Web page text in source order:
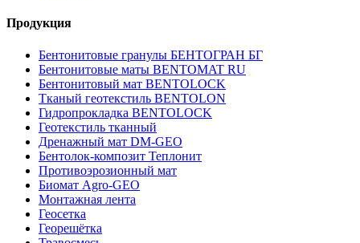
Продукция
Бентонитовые гранулы БЕНТОГРАН БГ
Бентонитовые маты BENTOMAT RU
Бентонитовый мат BENTOLOCK
Тканый геотекстиль BENTOLON
Гидропрокладка BENTOLOCK
Геотекстиль тканный
Дренажный мат DM-GEO
Бентолок-композит Теплонит
Противоэрозионный мат
Биомат Agro-GEO
Монтажная лента
Геосетка
Георешётка